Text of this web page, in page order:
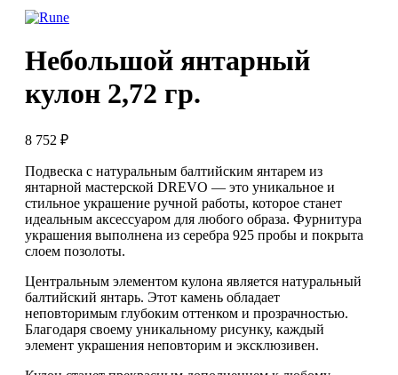
Небольшой янтарный
кулон 2,72 гр.
8 752 ₽
Подвеска с натуральным балтийским янтарем из
янтарной мастерской DREVO — это уникальное и
стильное украшение ручной работы, которое станет
идеальным аксессуаром для любого образа. Фурнитура
украшения выполнена из серебра 925 пробы и покрыта
слоем позолоты.
Центральным элементом кулона является натуральный
балтийский янтарь. Этот камень обладает
неповторимым глубоким оттенком и прозрачностью.
Благодаря своему уникальному рисунку, каждый
элемент украшения неповторим и эксклюзивен.